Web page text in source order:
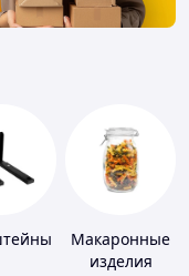
Макаронные
изделия